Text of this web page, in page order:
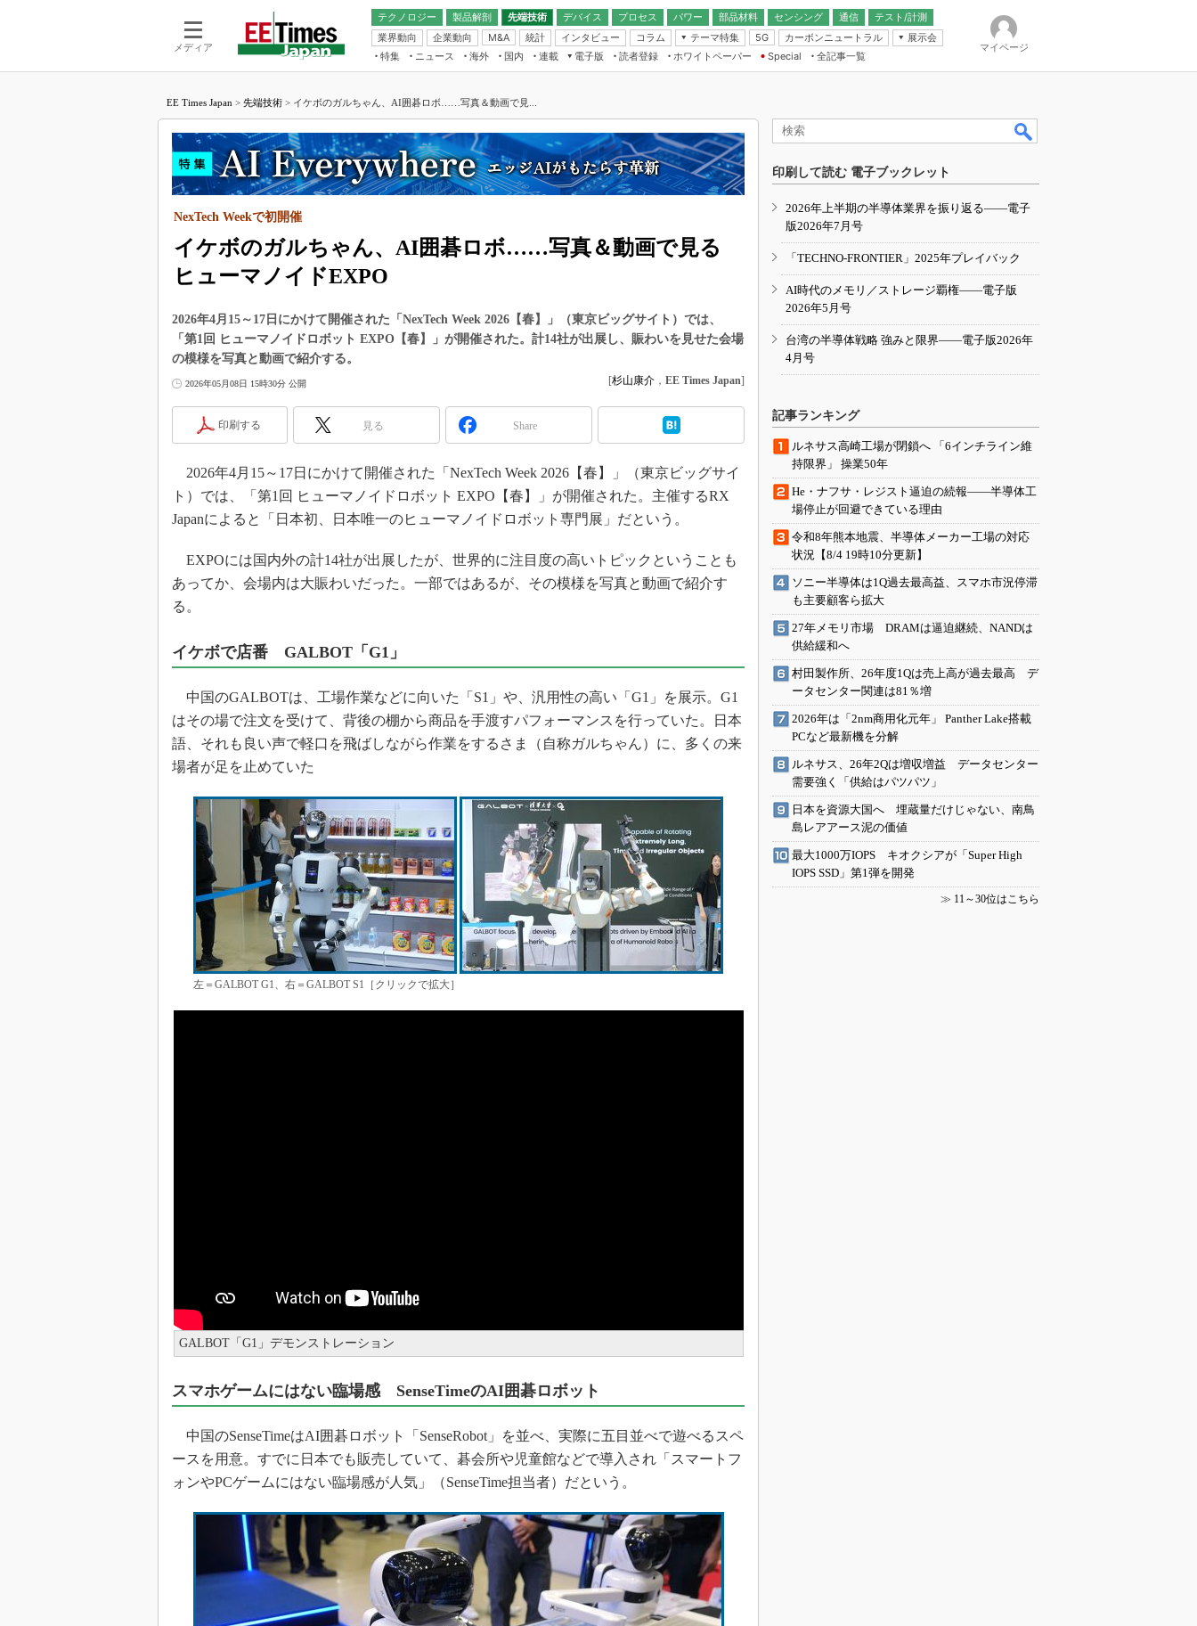
メディア
テクノロジー 製品解剖
先端技術
電池／エネルギー
デバイス
アナログ
マイコン
FPGA
プロセス パワー 部品材料 センシング
通信
無線
テスト/計測
業界動向
企業動向 M&A 統計 インタビュー コラム
テーマ特集
フィジカルAI
半導体後工程
読者調査（EE Times Research）
カーボンニュートラル
電源設計（EDN Japan）
5G カーボンニュートラル
展示会
IoT・エッジコンピューティング
EXPO
EdgeTech＋
TECHNO-FRONTIER
人とくるま展
特集 ニュース 海外 国内
連載
福田昭のデバイス通信
湯之上隆のナノフォーカス
大山聡の業界スコープ
大原雄介のエレ・組み込みプレイバ
学漂流記
世界を「数字」で回してみよう
Buzzword
この10年で起こったこと、次の10年
光伝送技術を知る
“異端児エンジニア”が仕掛けた社内
改革、執念の180日
イノベーションは日本を救うのか
JASA発IoT通信
IHSアナリスト「未来展望」
「英語に愛されないエンジニア」の
ための新行動論
電子版
電子ブックレット
読者登録 ホワイトペーパー
Special
全記事一覧
マイページ
EE Times Japan > 先端技術 > イケボのガルちゃん、AI囲碁ロボ……写真＆動画で見...
イケボのガルちゃん、AI囲碁ロボ……写真＆動画で見る
ヒューマノイドEXPO
NexTech Weekで初開催
2026年4月15～17日にかけて開催された「NexTech Week 2026【春】」（東京ビッグサイト）では、
「第1回 ヒューマノイドロボット EXPO【春】」が開催された。計14社が出展し、賑わいを見せた会場
の模様を写真と動画で紹介する。
2026年05月08日 15時30分 公開 [杉山康介 ， EE Times Japan]
印刷する 見る Share
2026年4月15～17日にかけて開催された「NexTech Week 2026【春】」（東京ビッグサイ
ト）では、「第1回 ヒューマノイドロボット EXPO【春】」が開催された。主催するRX
Japanによると「日本初、日本唯一のヒューマノイドロボット専門展」だという。
EXPOには国内外の計14社が出展したが、世界的に注目度の高いトピックということも
あってか、会場内は大賑わいだった。一部ではあるが、その模様を写真と動画で紹介す
る。
イケボで店番 GALBOT「G1」
中国のGALBOTは、工場作業などに向いた「S1」や、汎用性の高い「G1」を展示。G1
はその場で注文を受けて、背後の棚から商品を手渡すパフォーマンスを行っていた。日本
語、それも良い声で軽口を飛ばしながら作業をするさま（自称ガルちゃん）に、多くの来
場者が足を止めていた
左＝GALBOT G1、右＝GALBOT S1［クリックで拡大］
GALBOT「G1」デモンストレーション
スマホゲームにはない臨場感 SenseTimeのAI囲碁ロボット
中国のSenseTimeはAI囲碁ロボット「SenseRobot」を並べ、実際に五目並べで遊べるスペ
ースを用意。すでに日本でも販売していて、碁会所や児童館などで導入され「スマートフ
ォンやPCゲームにはない臨場感が人気」（SenseTime担当者）だという。
印刷して読む 電子ブックレット
2026年上半期の半導体業界を振り返る――電子
版2026年7月号
「TECHNO-FRONTIER」2025年プレイバック
AI時代のメモリ／ストレージ覇権――電子版
2026年5月号
台湾の半導体戦略 強みと限界――電子版2026年
4月号
記事ランキング
ルネサス高崎工場が閉鎖へ 「6インチライン維
持限界」 操業50年
He・ナフサ・レジスト逼迫の続報――半導体工
場停止が回避できている理由
令和8年熊本地震、半導体メーカー工場の対応
状況【8/4 19時10分更新】
ソニー半導体は1Q過去最高益、スマホ市況停滞
も主要顧客ら拡大
27年メモリ市場 DRAMは逼迫継続、NANDは
供給緩和へ
村田製作所、26年度1Qは売上高が過去最高 デ
ータセンター関連は81％増
2026年は「2nm商用化元年」 Panther Lake搭載
PCなど最新機を分解
ルネサス、26年2Qは増収増益 データセンター
需要強く「供給はパツパツ」
日本を資源大国へ 埋蔵量だけじゃない、南鳥
島レアアース泥の価値
最大1000万IOPS キオクシアが「Super High
IOPS SSD」第1弾を開発
≫ 11～30位はこちら